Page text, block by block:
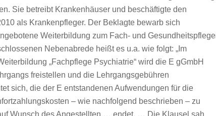
Sie betreibt Krankenhäuser und beschäftigte den
als Krankenpfleger. Der Beklagte bewarb sich
Weiterbildung zum Fach- und
Nebenabrede heißt es u.a. wie folgt: „Im
„Fachpflege Psychiatrie“ wird die E gGmbH
freistellen und die Lehrgangsgebühren
sich, die der E entstandenen Aufwendungen für die
– wie nachfolgend beschrieben – zu
Wunsch des Angestellten … endet. … Die Klausel sah